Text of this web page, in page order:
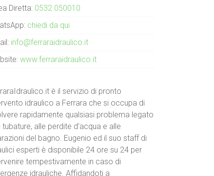
Diretta: 0532 050010
chiedi da qui
info@ferraraidraulico.it
www.ferraraidraulico.it
è il servizio di pronto
idraulico a Ferrara che si occupa di
rapidamente qualsiasi problema legato
tubature, alle perdite d’acqua e alle
del bagno. Eugenio ed il suo staff di
esperti è disponibile 24 ore su 24 per
tempestivamente in caso di
idrauliche. Affidandoti a